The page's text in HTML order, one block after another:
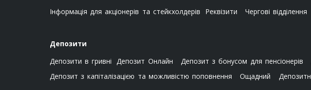
Інформація для акціонерів та стейкхолдерів
Реквізити Чергові відділення
Депозити
Депозити в гривні
Депозит Онлайн Депозит з бонусом для пенсіонерів
Депозит з капіталізацією та можливістю поповнення
Ощадний